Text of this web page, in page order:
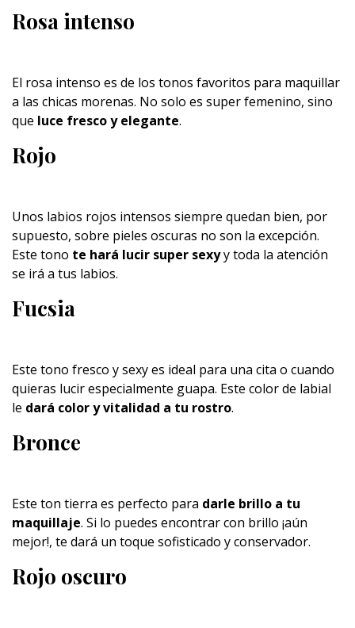
Rosa intenso
El rosa intenso es de los tonos favoritos para maquillar
a las chicas morenas. No solo es super femenino, sino
que luce fresco y elegante.
Rojo
Unos labios rojos intensos siempre quedan bien, por
supuesto, sobre pieles oscuras no son la excepción.
Este tono te hará lucir super sexyy toda la atención
se irá a tus labios.
Fucsia
Este tono fresco y sexy es ideal para una cita o cuando
quieras lucir especialmente guapa. Este color de labial
le dará color y vitalidad a tu rostro.
Bronce
Este ton tierra es perfecto para darle brillo a tu
maquillaje. Si lo puedes encontrar con brillo ¡aún
mejor!, te dará un toque sofisticado y conservador.
Rojo oscuro